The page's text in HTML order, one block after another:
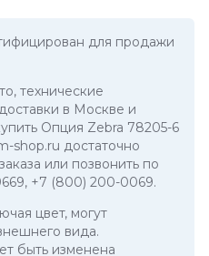
для продажи
технические
в Москве и
Опция Zebra 78205-6
shop.ru достаточно
или позвонить по
, +7 (800) 200-0069.
цвет, могут
вида.
быть изменена